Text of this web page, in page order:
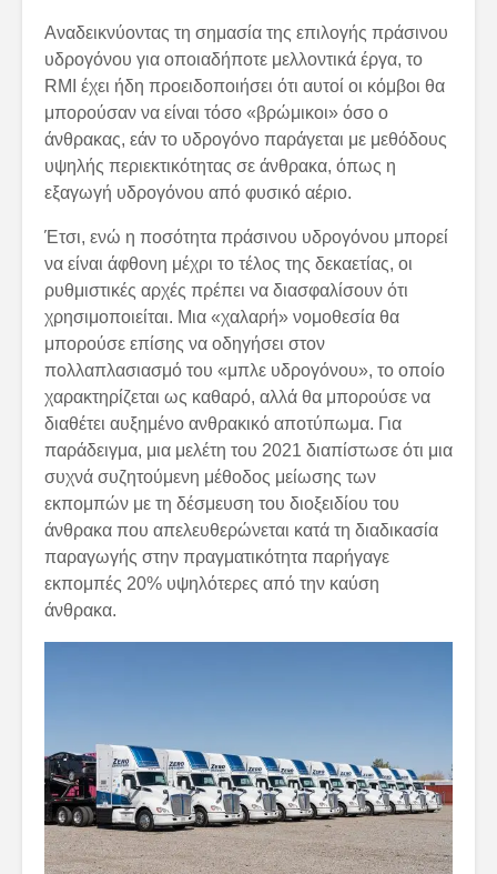
Αναδεικνύοντας τη σημασία της επιλογής πράσινου
υδρογόνου για οποιαδήποτε μελλοντικά έργα, το
RMI έχει ήδη προειδοποιήσει ότι αυτοί οι κόμβοι θα
μπορούσαν να είναι τόσο «βρώμικοι» όσο ο
άνθρακας, εάν το υδρογόνο παράγεται με μεθόδους
υψηλής περιεκτικότητας σε άνθρακα, όπως η
εξαγωγή υδρογόνου από φυσικό αέριο.
Έτσι, ενώ η ποσότητα πράσινου υδρογόνου μπορεί
να είναι άφθονη μέχρι το τέλος της δεκαετίας, οι
ρυθμιστικές αρχές πρέπει να διασφαλίσουν ότι
χρησιμοποιείται. Μια «χαλαρή» νομοθεσία θα
μπορούσε επίσης να οδηγήσει στον
πολλαπλασιασμό του «μπλε υδρογόνου», το οποίο
χαρακτηρίζεται ως καθαρό, αλλά θα μπορούσε να
διαθέτει αυξημένο ανθρακικό αποτύπωμα. Για
παράδειγμα, μια μελέτη του 2021 διαπίστωσε ότι μια
συχνά συζητούμενη μέθοδος μείωσης των
εκπομπών με τη δέσμευση του διοξειδίου του
άνθρακα που απελευθερώνεται κατά τη διαδικασία
παραγωγής στην πραγματικότητα παρήγαγε
εκπομπές 20% υψηλότερες από την καύση
άνθρακα.